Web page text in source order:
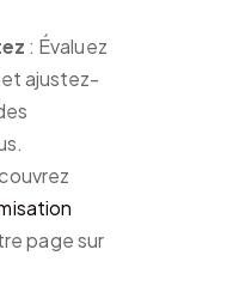
: Évaluez
ajustez-
page sur